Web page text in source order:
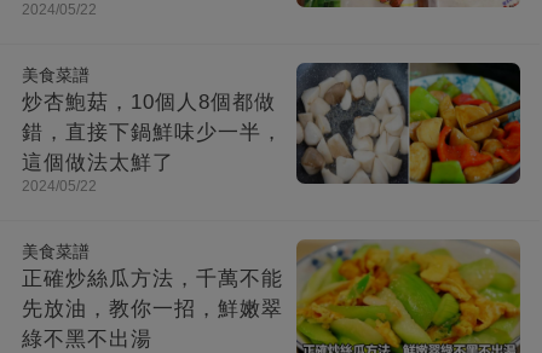
2024/05/22
美食菜譜
炒杏鮑菇，10個人8個都做
錯，直接下鍋鮮味少一半，
這個做法太鮮了
2024/05/22
美食菜譜
正確炒絲瓜方法，千萬不能
先放油，教你一招，鮮嫩翠
綠不黑不出湯